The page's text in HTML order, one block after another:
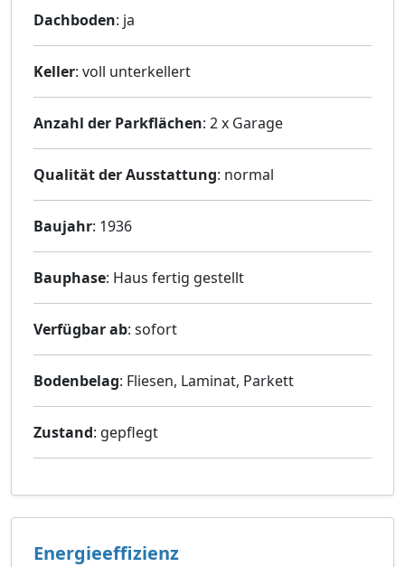
Dachboden: ja
Keller: voll unterkellert
Anzahl der Parkflächen: 2 x Garage
Qualität der Ausstattung: normal
Baujahr: 1936
Bauphase: Haus fertig gestellt
Verfügbar ab: sofort
Bodenbelag: Fliesen, Laminat, Parkett
Zustand: gepflegt
Energieeffizienz